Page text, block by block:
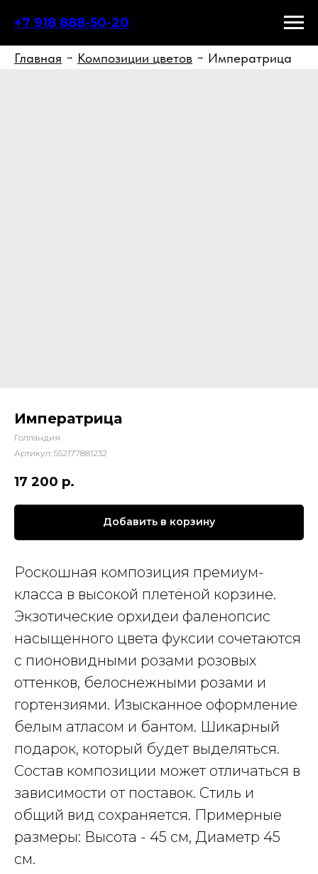
+7 918 888-50-20
Главная → Композиции цветов → Императрица
Императрица
Голландия
Артикул: 552177881232
17 200 р.
Добавить в корзину
Роскошная композиция премиум-
класса в высокой плетёной корзине.
Экзотические орхидеи фаленопсис
насыщенного цвета фуксии сочетаются
с пионовидными розами розовых
оттенков, белоснежными розами и
гортензиями. Изысканное оформление
белым атласом и бантом. Шикарный
подарок, который будет выделяться.
Состав композиции может отличаться в
зависимости от поставок. Стиль и
общий вид сохраняется. Примерные
размеры: Высота - 45 см, Диаметр 45
см.